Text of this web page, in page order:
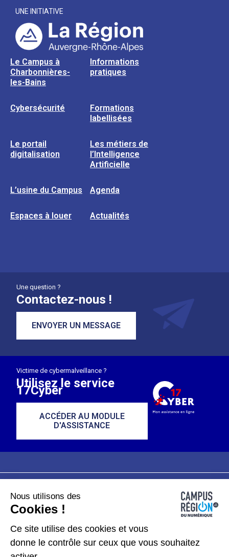
UNE INITIATIVE
Le Campus à
Charbonnières-
les-Bains
Informations
pratiques
Cybersécurité
Formations
labellisées
Le portail
digitalisation
Les métiers de
l’Intelligence
Artificielle
L’usine du Campus Agenda
Espaces à louer Actualités
Une question ?
Contactez-nous !
ENVOYER UN MESSAGE
Victime de cybermalveillance ?
Utilisez le service
17Cyber
ACCÉDER AU MODULE
D'ASSISTANCE
Plan du site
Données personnelles
Nous utilisons des
Cookies !
Ce site utilise des cookies et vous
donne le contrôle sur ceux que vous souhaitez